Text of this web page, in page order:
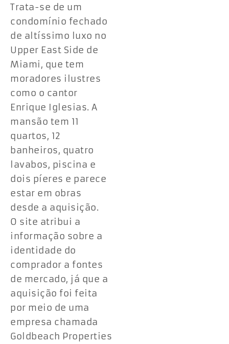
Trata-se de um
condomínio fechado
de altíssimo luxo no
Upper East Side de
Miami, que tem
moradores ilustres
como o cantor
Enrique Iglesias. A
mansão tem 11
quartos, 12
banheiros, quatro
lavabos, piscina e
dois píeres e parece
estar em obras
desde a aquisição.
O site atribui a
informação sobre a
identidade do
comprador a fontes
de mercado, já que a
aquisição foi feita
por meio de uma
empresa chamada
Goldbeach Properties